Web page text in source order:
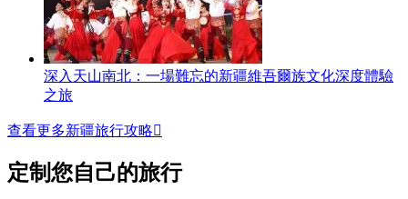
深入天山南北：一場難忘的新疆維吾爾族文化深度體驗
之旅
查看更多新疆旅行攻略
定制您自己的旅行